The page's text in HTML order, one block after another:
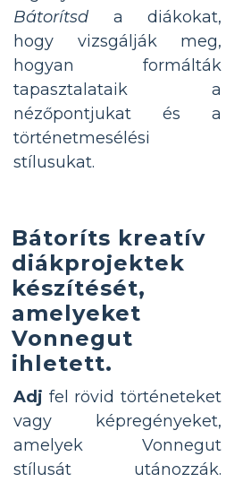
Bátorítsd a diákokat,
hogy vizsgálják meg,
hogyan formálták
tapasztalataik a
nézőpontjukat és a
történetmesélési
stílusukat.
Bátoríts kreatív
diákprojektek
készítését,
amelyeket
Vonnegut
ihletett.
Adj fel rövid történeteket
vagy képregényeket,
amelyek Vonnegut
stílusát utánozzák.